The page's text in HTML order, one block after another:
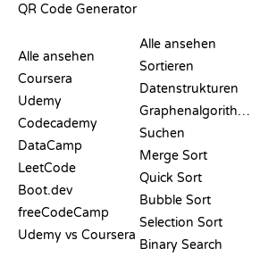
QR Code Generator
Alle ansehen
Coursera
Udemy
Codecademy
DataCamp
LeetCode
Boot.dev
freeCodeCamp
Udemy vs Coursera
Alle ansehen
Sortieren
Datenstrukturen
Graphenalgorithmen
Suchen
Merge Sort
Quick Sort
Bubble Sort
Selection Sort
Binary Search